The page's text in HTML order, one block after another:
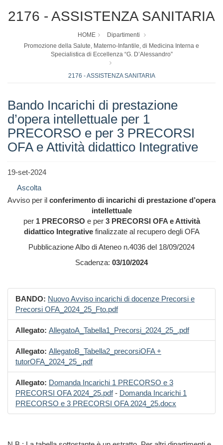
2176 - ASSISTENZA SANITARIA
HOME
Dipartimenti
Promozione della Salute, Materno-Infantile, di Medicina Interna e
Specialistica di Eccellenza “G. D’Alessandro”
2176 - ASSISTENZA SANITARIA
Bando Incarichi di prestazione
d’opera intellettuale per 1
PRECORSO e per 3 PRECORSI
OFA e Attività didattico Integrative
19-set-2024
Ascolta
Avviso per il conferimento di incarichi di prestazione d’opera
intellettuale
per 1 PRECORSO e per 3 PRECORSI OFA e Attività
didattico Integrativefinalizzate al recupero degli OFA
Pubblicazione Albo di Ateneo n.4036 del 18/09/2024
Scadenza: 03/10/2024
BANDO: Nuovo Avviso incarichi di docenze Precorsi e
Precorsi OFA_2024_25_Fto.pdf
Allegato: AllegatoA_Tabella1_Precorsi_2024_25_.pdf
Allegato: AllegatoB_Tabella2_precorsiOFA +
tutorOFA_2024_25_.pdf
Allegato: Domanda Incarichi 1 PRECORSO e 3
PRECORSI OFA 2024_25.pdf- Domanda Incarichi 1
PRECORSO e 3 PRECORSI OFA 2024_25.docx